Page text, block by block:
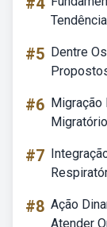
#5 Dentre
#6 Migração
#7
#8 Ação
Atender